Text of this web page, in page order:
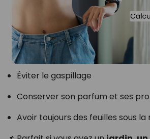
Éviter le gaspillage
Conserver son parfum et ses
Avoir toujours des feuilles sous la